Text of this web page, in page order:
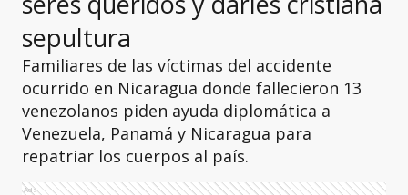
sepultura
Familiares de las víctimas del accidente
ocurrido en Nicaragua donde fallecieron 13
venezolanos piden ayuda diplomática a
Venezuela, Panamá y Nicaragua para
repatriar los cuerpos al país.
Ads